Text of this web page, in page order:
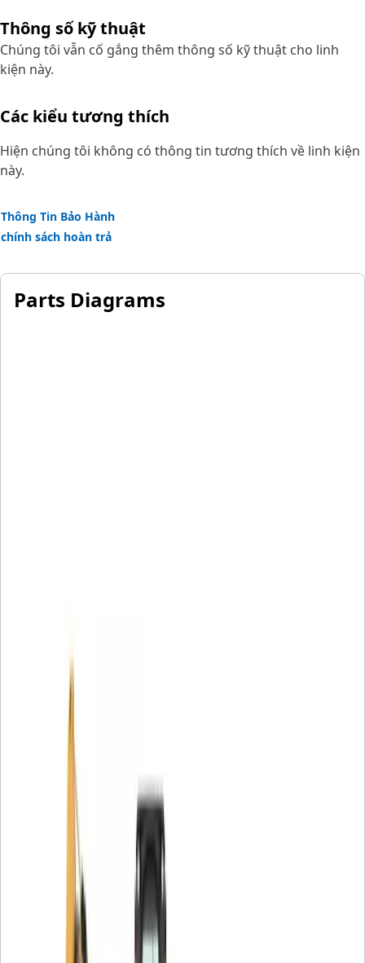
Thông số kỹ thuật
Chúng tôi vẫn cố gắng thêm thông số kỹ thuật cho linh
kiện này.
Các kiểu tương thích
Hiện chúng tôi không có thông tin tương thích về linh kiện
này.
Thông Tin Bảo Hành
chính sách hoàn trả
Parts Diagrams